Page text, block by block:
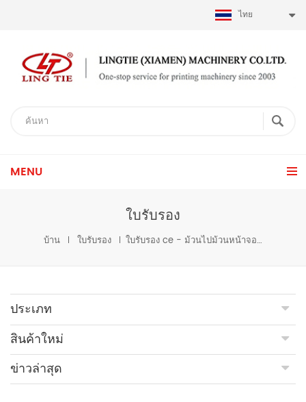
ไทย
MENU
ใบรับรอง
บ้าน ใบรับรอง ใบรับรอง ce - ม้วนไปม้วนหน้าจอเครื่องพิมพ์
ประเภท
สินค้าใหม่
ข่าวล่าสุด